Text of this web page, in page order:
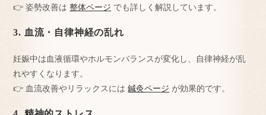
👉 姿勢改善は整体ページ でも詳しく解説しています。
3. 血流・自律神経の乱れ
妊娠中は血液循環やホルモンバランスが変化し、自律神経が乱
れやすくなります。
👉 血流改善やリラックスには鍼灸ページ が効果的です。